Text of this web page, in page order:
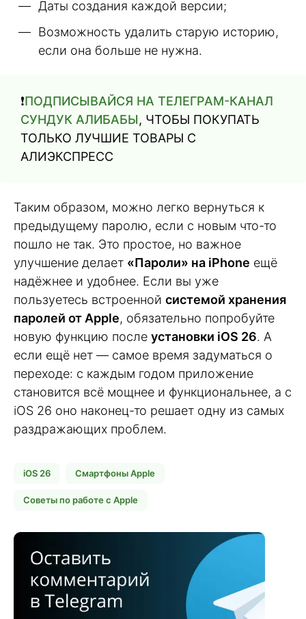
Даты создания каждой версии;
Возможность удалить старую историю,
если она больше не нужна.
❗️ПОДПИСЫВАЙСЯ НА ТЕЛЕГРАМ-КАНАЛ
СУНДУК АЛИБАБЫ, ЧТОБЫ ПОКУПАТЬ
ТОЛЬКО ЛУЧШИЕ ТОВАРЫ С
АЛИЭКСПРЕСС
Таким образом, можно легко вернуться к
предыдущему паролю, если с новым что-то
пошло не так. Это простое, но важное
улучшение делает «Пароли» на iPhone ещё
надёжнее и удобнее. Если вы уже
пользуетесь встроенной системой хранения
паролей от Apple, обязательно попробуйте
новую функцию после установки iOS 26. А
если ещё нет — самое время задуматься о
переходе: с каждым годом приложение
становится всё мощнее и функциональнее, а с
iOS 26 оно наконец-то решает одну из самых
раздражающих проблем.
iOS 26 Смартфоны Apple
Советы по работе с Apple